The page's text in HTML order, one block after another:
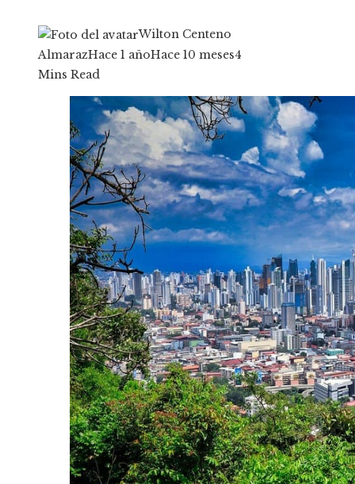
Wilton Centeno
AlmarazHace 1 añoHace 10 meses4
Mins Read